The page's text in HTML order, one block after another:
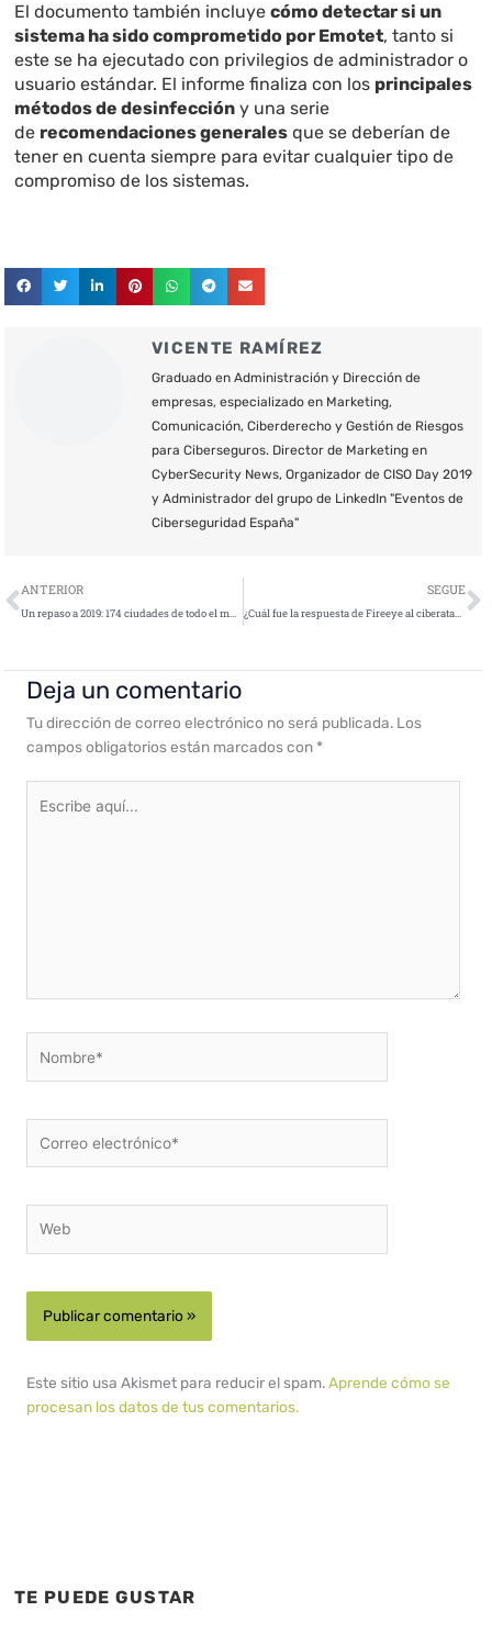
El documento también incluyecómo detectar si un
sistema ha sido comprometido por Emotet, tanto si
este se ha ejecutado con privilegios de administrador o
usuario estándar. El informe finaliza con los principales
métodos de desinfección y una serie
de recomendaciones generales que se deberían de
tener en cuenta siempre para evitar cualquier tipo de
compromiso de los sistemas.
VICENTE RAMÍREZ
Graduado en Administración y Dirección de
empresas, especializado en Marketing,
Comunicación, Ciberderecho y Gestión de Riesgos
para Ciberseguros. Director de Marketing en
CyberSecurity News, Organizador de CISO Day 2019
y Administrador del grupo de LinkedIn "Eventos de
Ciberseguridad España"
Ant
ANTERIOR
Un repaso a 2019: 174 ciudades de todo el mundo asediadas por ransomware
SEGUE
¿Cuál fue la respuesta de Fireeye al ciberataque sufrido?
Deja un comentario
Tu dirección de correo electrónico no será publicada. Los
campos obligatorios están marcados con *
aquí...
electrónico*
Este sitio usa Akismet para reducir el spam.Aprende cómo se
procesan los datos de tus comentarios.
TE PUEDE GUSTAR